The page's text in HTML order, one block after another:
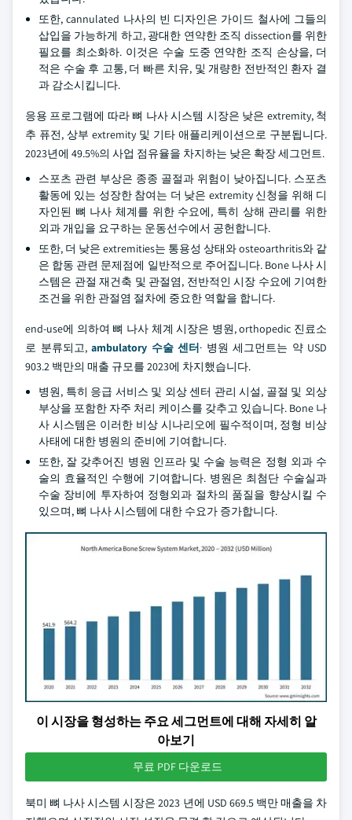
또한, cannulated 나사의 빈 디자인은 가이드 철사에 그들의
삽입을 가능하게 하고, 광대한 연약한 조직 dissection를 위한
필요를 최소화하. 이것은 수술 도중 연약한 조직 손상을, 더
적은 수술 후 고통, 더 빠른 치유, 및 개량한 전반적인 환자 결
과 감소시킵니다.
응용 프로그램에 따라 뼈 나사 시스템 시장은 낮은 extremity, 척
추 퓨전, 상부 extremity 및 기타 애플리케이션으로 구분됩니다.
2023년에 49.5%의 사업 점유율을 차지하는 낮은 확장 세그먼트.
스포츠 관련 부상은 종종 골절과 위험이 낮아집니다. 스포츠
활동에 있는 성장한 참여는 더 낮은 extremity 신청을 위해 디
자인된 뼈 나사 체계를 위한 수요에, 특히 상해 관리를 위한
외과 개입을 요구하는 운동선수에서 공헌합니다.
또한, 더 낮은 extremities는 통용성 상태와 osteoarthritis와 같
은 합동 관련 문제점에 일반적으로 주어집니다. Bone 나사 시
스템은 관절 재건축 및 관절염, 전반적인 시장 수요에 기여한
조건을 위한 관절염 절차에 중요한 역할을 합니다.
end-use에 의하여 뼈 나사 체계 시장은 병원, orthopedic 진료소
로 분류되고, ambulatory 수술 센터· 병원 세그먼트는 약 USD
903.2 백만의 매출 규모를 2023에 차지했습니다.
병원, 특히 응급 서비스 및 외상 센터 관리 시설, 골절 및 외상
부상을 포함한 자주 처리 케이스를 갖추고 있습니다. Bone 나
사 시스템은 이러한 비상 시나리오에 필수적이며, 정형 비상
사태에 대한 병원의 준비에 기여합니다.
또한, 잘 갖추어진 병원 인프라 및 수술 능력은 정형 외과 수
술의 효율적인 수행에 기여합니다. 병원은 최첨단 수술실과
수술 장비에 투자하여 정형외과 절차의 품질을 향상시킬 수
있으며, 뼈 나사 시스템에 대한 수요가 증가합니다.
이 시장을 형성하는 주요 세그먼트에 대해 자세히 알
아보기
무료 PDF 다운로드
북미 뼈 나사 시스템 시장은 2023 년에 USD 669.5 백만 매출을 차